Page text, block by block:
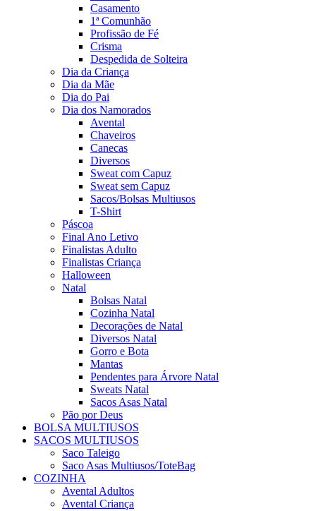
Casamento
1ª Comunhão
Profissão de Fé
Crisma
Despedida de Solteira
Dia da Criança
Dia da Mãe
Dia do Pai
Dia dos Namorados
Avental
Chaveiros
Canecas
Diversos
Sweat com Capuz
Sweat sem Capuz
Sacos/Bolsas Multiusos
T-Shirt
Páscoa
Final Ano Letivo
Finalistas Adulto
Finalistas Criança
Halloween
Natal
Bolsas Natal
Cozinha Natal
Decorações de Natal
Diversos Natal
Gorro e Bota
Mantas
Pendentes para Árvore Natal
Sweats Natal
Sacos Asas Natal
Pão por Deus
BOLSA MULTIUSOS
SACOS MULTIUSOS
Saco Taleigo
Saco Asas Multiusos/ToteBag
COZINHA
Avental Adultos
Avental Criança